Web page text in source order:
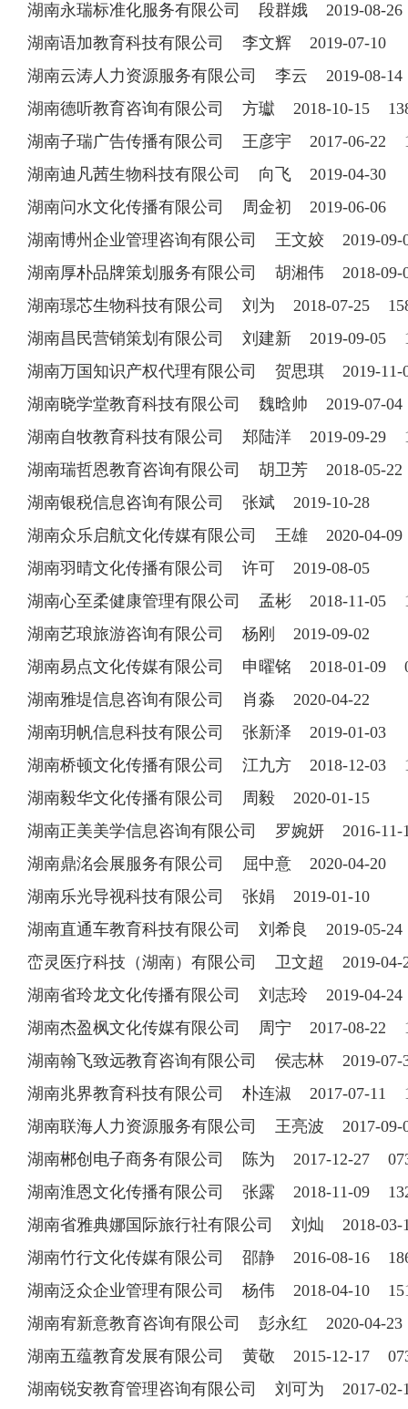
湖南永瑞标准化服务有限公司 段群娥 2019-08-
湖南语加教育科技有限公司 李文辉 2019-07-10
湖南云涛人力资源服务有限公司 李云 2019-08-
湖南德听教育咨询有限公司 方瓛 2018-10-15
湖南子瑞广告传播有限公司 王彦宇 2017-06-22
湖南迪凡茜生物科技有限公司 向飞 2019-04-30
湖南问水文化传播有限公司 周金初 2019-06-06
湖南博州企业管理咨询有限公司 王文姣 2019-
湖南厚朴品牌策划服务有限公司 胡湘伟 2018-
湖南璟芯生物科技有限公司 刘为 2018-07-25
湖南昌民营销策划有限公司 刘建新 2019-09-05
湖南万国知识产权代理有限公司 贺思琪 2019-
湖南晓学堂教育科技有限公司 魏晗帅 2019-07-
湖南自牧教育科技有限公司 郑陆洋 2019-09-29
湖南瑞哲恩教育咨询有限公司 胡卫芳 2018-05-
湖南银税信息咨询有限公司 张斌 2019-10-28
湖南众乐启航文化传媒有限公司 王雄 2020-04-
湖南羽晴文化传播有限公司 许可 2019-08-05
湖南心至柔健康管理有限公司 孟彬 2018-11-05
湖南艺琅旅游咨询有限公司 杨刚 2019-09-02
湖南易点文化传媒有限公司 申曜铭 2018-01-09
湖南雅堤信息咨询有限公司 肖淼 2020-04-22
湖南玥帆信息科技有限公司 张新泽 2019-01-03
湖南桥顿文化传播有限公司 江九方 2018-12-03
湖南毅华文化传播有限公司 周毅 2020-01-15
湖南正美美学信息咨询有限公司 罗婉妍 2016-
湖南鼎洺会展服务有限公司 屈中意 2020-04-20
湖南乐光导视科技有限公司 张娟 2019-01-10
湖南直通车教育科技有限公司 刘希良 2019-05-
峦灵医疗科技（湖南）有限公司 卫文超 2019-
湖南省玲龙文化传播有限公司 刘志玲 2019-04-
湖南杰盈枫文化传媒有限公司 周宁 2017-08-22
湖南翰飞致远教育咨询有限公司 侯志林 2019-
湖南兆界教育科技有限公司 朴连淑 2017-07-11
湖南联海人力资源服务有限公司 王亮波 2017-
湖南郴创电子商务有限公司 陈为 2017-12-27
湖南淮恩文化传播有限公司 张露 2018-11-09
湖南省雅典娜国际旅行社有限公司 刘灿 2018-
湖南竹行文化传媒有限公司 邵静 2016-08-16
湖南泛众企业管理有限公司 杨伟 2018-04-10
湖南宥新意教育咨询有限公司 彭永红 2020-04-
湖南五蕴教育发展有限公司 黄敬 2015-12-17
湖南锐安教育管理咨询有限公司 刘可为 2017-